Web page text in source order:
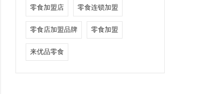
零食加盟店 零食连锁加盟
零食店加盟品牌 零食加盟
来优品零食